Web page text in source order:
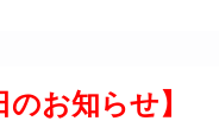
のお知らせ】